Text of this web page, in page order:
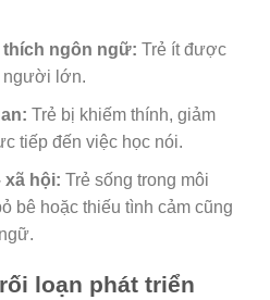
ngôn ngữ: Trẻ ít được
người lớn.
Trẻ bị khiếm thính, giảm
tiếp đến việc học nói.
xã hội: Trẻ sống trong môi
bê hoặc thiếu tình cảm cũng
loạn phát triển